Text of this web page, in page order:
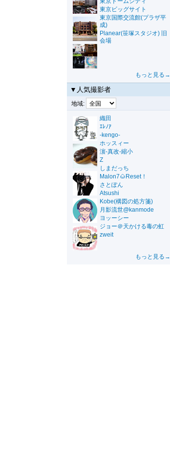
東京ビッグサイト
東京国際交流館(プラザ平
成)
Planear(笹塚スタジオ) 旧
会場
もっと見る→
▼人気撮影者
地域:
織田
ｴﾚﾉｱ
-kengo-
ホッスィー
濵-真改-縮小
Z
しまだっち
Malon7🌰Reset！
さとぽん
Atsushi
Kobe(構図の処方箋)
月影流世@kanmode
ヨッーシー
ジョー＠天かける毒の虹
zweit
もっと見る→